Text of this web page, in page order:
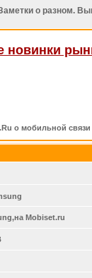
о разном.
новинки
о мобильной связи
Mobiset.ru